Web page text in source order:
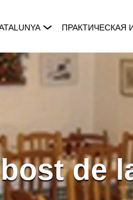
ПРАКТИЧЕСКАЯ
de